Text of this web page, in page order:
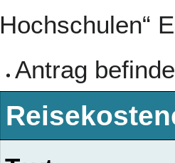
Hochschulen“
Antrag